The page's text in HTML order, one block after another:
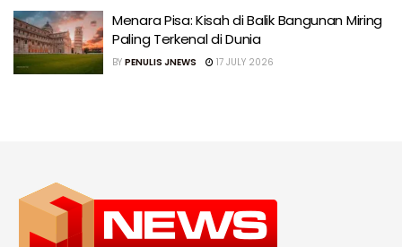
Menara Pisa: Kisah di Balik Bangunan Miring
Paling Terkenal di Dunia
BY PENULIS JNEWS 17 JULY 2026